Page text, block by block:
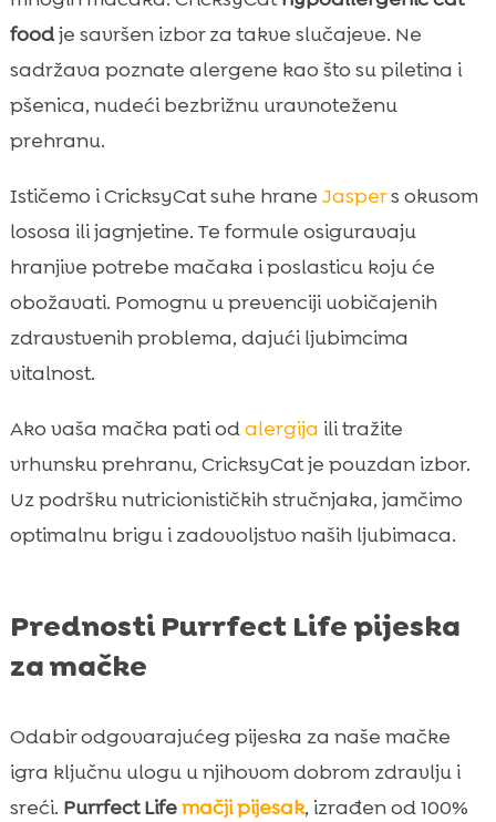
foodje savršen izbor za takve slučajeve. Ne
sadržava poznate alergene kao što su piletina i
pšenica, nudeći bezbrižnu uravnoteženu
prehranu.
Ističemo i CricksyCat suhe hrane Jaspers okusom
lososa ili jagnjetine. Te formule osiguravaju
hranjive potrebe mačaka i poslasticu koju će
obožavati. Pomognu u prevenciji uobičajenih
zdravstvenih problema, dajući ljubimcima
vitalnost.
Ako vaša mačka pati odalergija ili tražite
vrhunsku prehranu, CricksyCat je pouzdan izbor.
Uz podršku nutricionističkih stručnjaka, jamčimo
optimalnu brigu i zadovoljstvo naših ljubimaca.
Prednosti Purrfect Life pijeska
za mačke
Odabir odgovarajućeg pijeska za naše mačke
igra ključnu ulogu u njihovom dobrom zdravlju i
sreći. Purrfect Lifemačji pijesak, izrađen od 100%